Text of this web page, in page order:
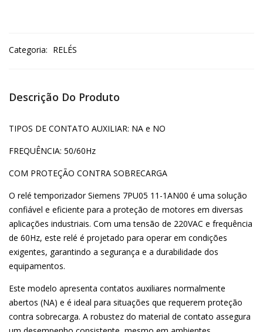
Categoria: RELÉS
Descrição Do Produto
TIPOS DE CONTATO AUXILIAR: NA e NO
FREQUÊNCIA: 50/60Hz
COM PROTEÇÃO CONTRA SOBRECARGA
O relé temporizador Siemens 7PU05 11-1AN00 é uma solução
confiável e eficiente para a proteção de motores em diversas
aplicações industriais. Com uma tensão de 220VAC e frequência
de 60Hz, este relé é projetado para operar em condições
exigentes, garantindo a segurança e a durabilidade dos
equipamentos.
Este modelo apresenta contatos auxiliares normalmente
abertos (NA) e é ideal para situações que requerem proteção
contra sobrecarga. A robustez do material de contato assegura